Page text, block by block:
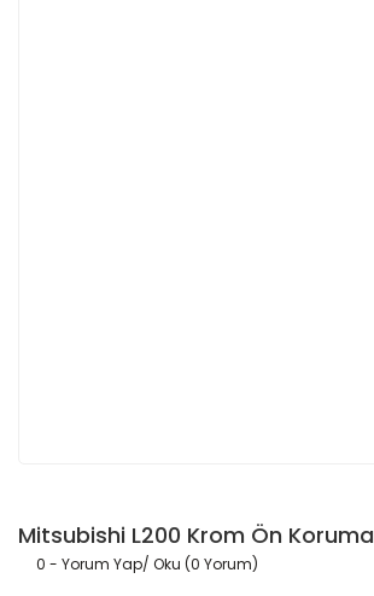
Mitsubishi L200 Krom Ön Koruma
0 - Yorum Yap/ Oku (0 Yorum)